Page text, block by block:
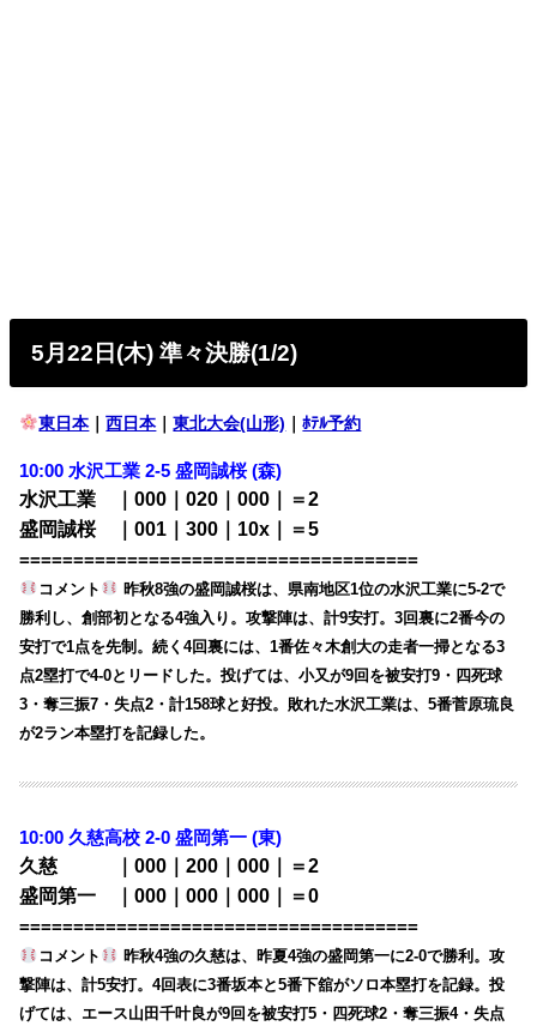
5月22日(木) 準々決勝(1/2)
東日本｜西日本｜東北大会(山形) ｜ﾎﾃﾙ予約
10:00 水沢工業 2-5 盛岡誠桜 (森)
水沢工業 ｜000｜020｜000｜＝2
盛岡誠桜 ｜001｜300｜10x｜＝5
=====================================
コメント
昨秋8強の盛岡誠桜は、県南地区1位の水沢工業に5-2で
勝利し、創部初となる4強入り。攻撃陣は、計9安打。3回裏に2番今の
安打で1点を先制。続く4回裏には、1番佐々木創大の走者一掃となる3
点2塁打で4-0とリードした。投げては、小又が9回を被安打9・四死球
3・奪三振7・失点2・計158球と好投。敗れた水沢工業は、5番菅原琉良
が2ラン本塁打を記録した。
10:00久慈高校 2-0 盛岡第一 (東)
久慈 ｜000｜200｜000｜＝2
盛岡第一 ｜000｜000｜000｜＝0
=====================================
コメント
昨秋4強の久慈は、昨夏4強の盛岡第一に2-0で勝利。攻
撃陣は、計5安打。4回表に3番坂本と5番下舘がソロ本塁打を記録。投
げては、エース山田千叶良が9回を被安打5・四死球2・奪三振4・失点